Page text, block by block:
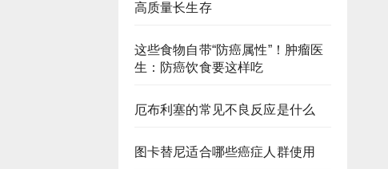
高质量长生存
这些食物自带“防癌属性”！肿瘤医
生：防癌饮食要这样吃
厄布利塞的常见不良反应是什么
图卡替尼适合哪些癌症人群使用